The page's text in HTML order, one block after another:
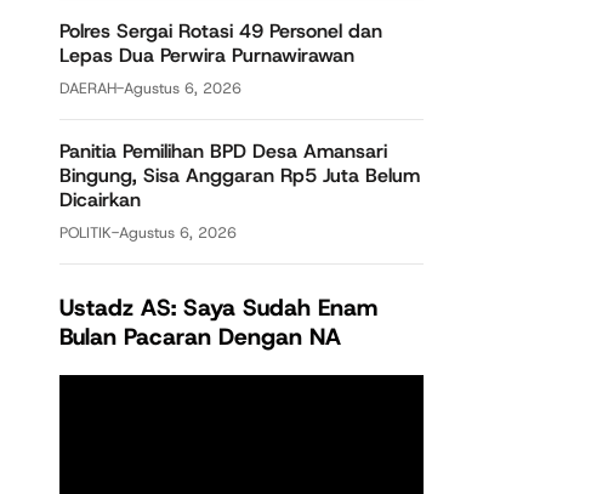
Polres Sergai Rotasi 49 Personel dan
Lepas Dua Perwira Purnawirawan
DAERAH-Agustus 6, 2026
Panitia Pemilihan BPD Desa Amansari
Bingung, Sisa Anggaran Rp5 Juta Belum
Dicairkan
POLITIK-Agustus 6, 2026
Ustadz AS: Saya Sudah Enam
Bulan Pacaran Dengan NA